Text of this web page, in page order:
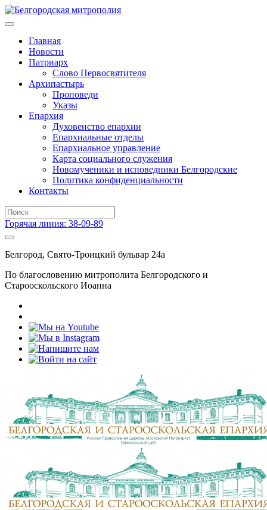
Главная
Новости
Патриарх
Слово Первосвятителя
Архипастырь
Проповеди
Указы
Епархия
Духовенство епархии
Епархиальные отделы
Епархиальное управление
Карта социального служения
Новомученики и исповедники Белгородские
Политика конфиденциальности
Контакты
Горячая линия: 38-09-89
Белгород, Свято-Троицкий бульвар 24а
По благословению митрополита Белгородского и
Старооскольского Иоанна